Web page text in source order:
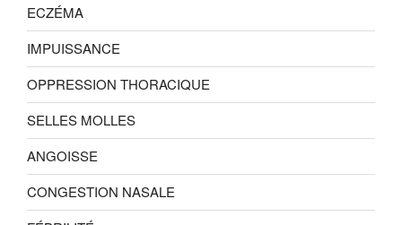
ECZÉMA
IMPUISSANCE
OPPRESSION THORACIQUE
SELLES MOLLES
ANGOISSE
CONGESTION NASALE